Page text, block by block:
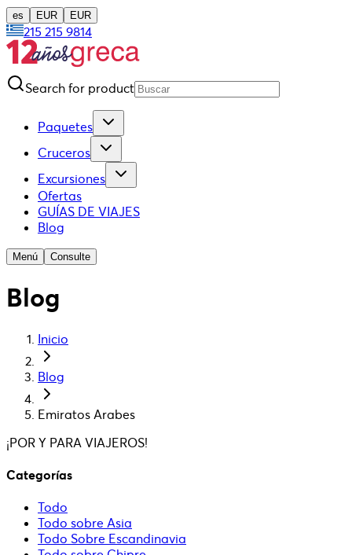
es EUR EUR
215 215 9814
Search for product
Paquetes
Cruceros
Excursiones
Ofertas
GUÍAS DE VIAJES
Blog
Menú Consulte
Blog
Inicio
Blog
Emiratos Arabes
¡POR Y PARA VIAJEROS!
Categorías
Todo
Todo sobre Asia
Todo Sobre Escandinavia